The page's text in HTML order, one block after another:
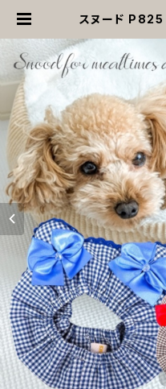
スヌード
グウェア ドッ
犬 猫 ペット
れ 小型犬 濡れ
換不